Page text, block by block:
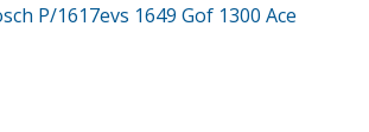
P/1617evs 1649 Gof 1300 Ace